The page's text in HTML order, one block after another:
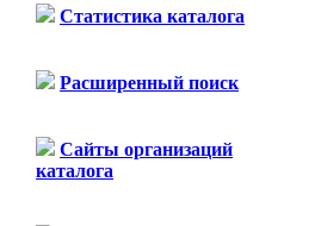
Статистика каталога
Расширенный поиск
Сайты организаций
каталога